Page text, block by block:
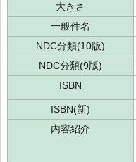
大きさ
一般件名
NDC分類(10版)
NDC分類(9版)
ISBN
ISBN(新)
内容紹介